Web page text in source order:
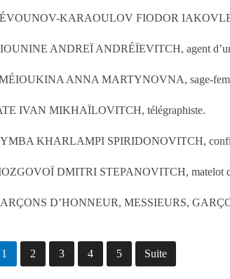
KARAOULOV FIODOR
ANDREÏ ANDRÉÏEVITCH, agent
ANNA MARTYNOVNA, sage-
IVAN MIKHAÏLOVITCH, télégraphiste.
KHARLAMPI SPIRIDONOVITCH,
DMITRI STEPANOVITCH, matelot
D’HONNEUR, MESSIEURS,
1 2 3 4 5 Suite